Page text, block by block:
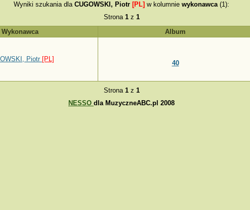
Wyniki szukania dla CUGOWSKI, Piotr [PL] w kolumnie wykonawca(1):
Strona 1z 1
Wykonawca Album
Piotr [PL]
40
Strona 1z 1
NESSO dla MuzyczneABC.pl 2008